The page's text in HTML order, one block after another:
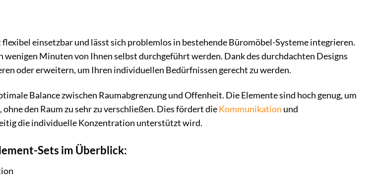
einsetzbar und lässt sich problemlos in bestehende Büromöbel-Systeme integrieren.
wenigen Minuten von Ihnen selbst durchgeführt werden. Dank des durchdachten Designs
oder erweitern, um Ihren individuellen Bedürfnissen gerecht zu werden.
Balance zwischen Raumabgrenzung und Offenheit. Die Elemente sind hoch genug, um
den Raum zu sehr zu verschließen. Dies fördert dieKommunikation und
die individuelle Konzentration unterstützt wird.
Sets im Überblick: